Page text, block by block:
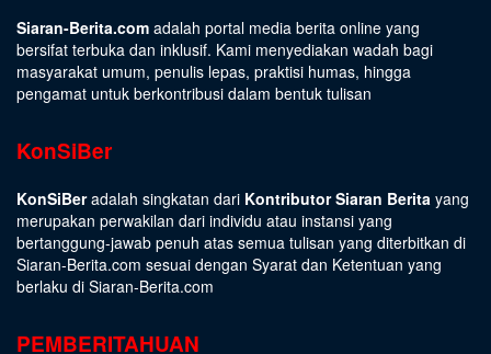
Siaran-Berita.com adalah portal media berita online yang
bersifat terbuka dan inklusif. Kami menyediakan wadah bagi
masyarakat umum, penulis lepas, praktisi humas, hingga
pengamat untuk berkontribusi dalam bentuk tulisan
KonSiBer
KonSiBeradalah singkatan dari Kontributor Siaran Berita yang
merupakan perwakilan dari individu atau instansi yang
bertanggung-jawab penuh atas semua tulisan yang diterbitkan di
Siaran-Berita.com sesuai dengan Syarat dan Ketentuan yang
berlaku di Siaran-Berita.com
PEMBERITAHUAN